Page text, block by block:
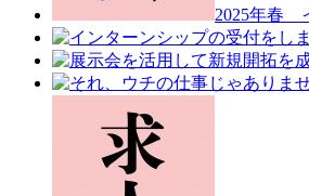
2025年春